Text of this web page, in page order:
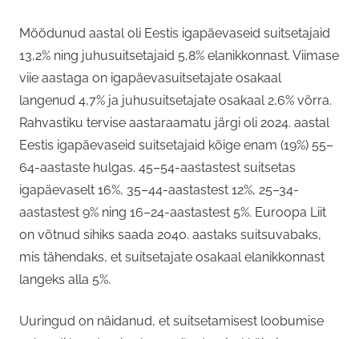
Möödunud aastal oli Eestis igapäevaseid suitsetajaid
13,2% ning juhusuitsetajaid 5,8% elanikkonnast. Viimase
viie aastaga on igapäevasuitsetajate osakaal
langenud 4,7% ja juhusuitsetajate osakaal 2,6% võrra.
Rahvastiku tervise aastaraamatu järgi oli 2024. aastal
Eestis igapäevaseid suitsetajaid kõige enam (19%) 55–
64-aastaste hulgas. 45–54-aastastest suitsetas
igapäevaselt 16%, 35–44-aastastest 12%, 25–34-
aastastest 9% ning 16–24-aastastest 5%. Euroopa Liit
on võtnud sihiks saada 2040. aastaks suitsuvabaks,
mis tähendaks, et suitsetajate osakaal elanikkonnast
langeks alla 5%.
Uuringud on näidanud, et suitsetamisest loobumise